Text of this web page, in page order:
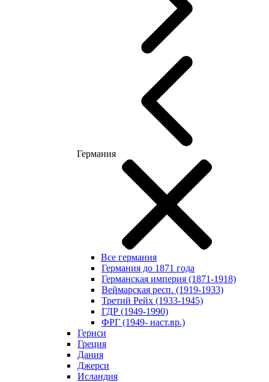
Германия
Все германия
Германия до 1871 года
Германская империя (1871-1918)
Веймарская респ. (1919-1933)
Третий Рейх (1933-1945)
ГДР (1949-1990)
ФРГ (1949- наст.вр.)
Гернси
Греция
Дания
Джерси
Исландия